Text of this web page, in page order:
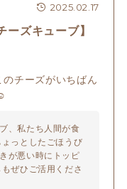
2025.02.17
ーズキューブ】
チーズがいちばん
、私たち人間が食
っとしたごほうび
が悪い時にトッピ
ぜひご活用くださ